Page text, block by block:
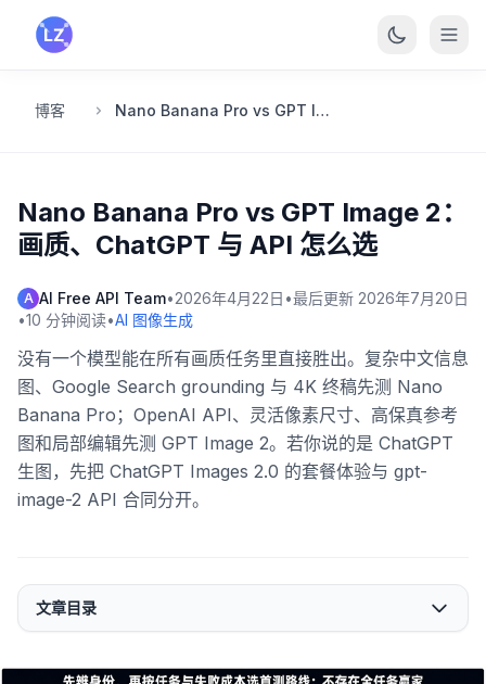
跳转到主要内容
博客 Nano Banana Pro vs GPT Image 2：画质、ChatGPT 与 API 怎么选
Nano Banana Pro vs GPT Image 2：
画质、ChatGPT 与 API 怎么选
A AI Free API Team•2026年4月22日 •最后更新 2026年7月20日
•10 分钟阅读•AI 图像生成
没有一个模型能在所有画质任务里直接胜出。复杂中文信息
图、Google Search grounding 与 4K 终稿先测 Nano
Banana Pro；OpenAI API、灵活像素尺寸、高保真参考
图和局部编辑先测 GPT Image 2。若你说的是 ChatGPT
生图，先把 ChatGPT Images 2.0 的套餐体验与 gpt-
image-2 API 合同分开。
文章目录